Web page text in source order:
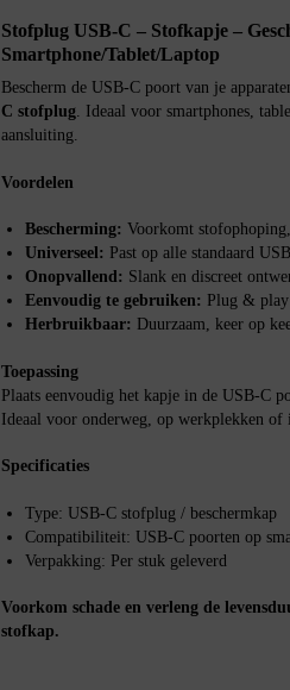
Stofplug USB-C – Stofkapje –
Smartphone/Tablet/Laptop
Bescherm de USB-C poort van je
C stofplug. Ideaal voor smartphones,
aansluiting.
Voordelen
Bescherming: Voorkomt
Universeel: Past op alle standaard
Onopvallend: Slank en discreet
Eenvoudig te gebruiken: Plug &
Herbruikbaar: Duurzaam, keer op
Toepassing
Plaats eenvoudig het kapje in de USB-C
Ideaal voor onderweg, op werkplekken of
Specificaties
Type: USB-C stofplug / beschermkap
Compatibiliteit: USB-C poorten op
Verpakking: Per stuk geleverd
Voorkom schade en verleng de
stofkap.